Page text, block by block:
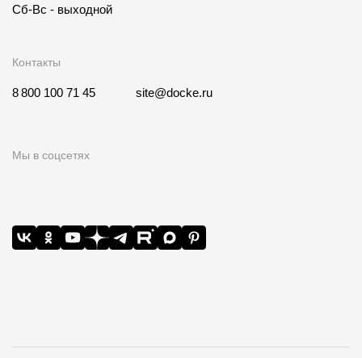
Сб-Вс - выходной
Контакты
8 800 100 71 45 site@docke.ru
Мы в соцсетях